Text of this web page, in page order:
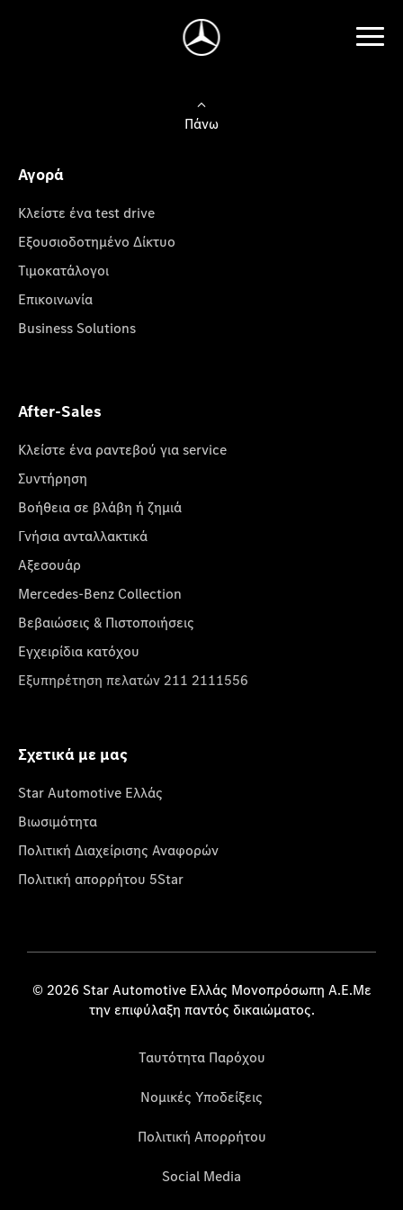
Πάνω
Αγορά
Κλείστε ένα test drive
Εξουσιοδοτημένο Δίκτυο
Τιμοκατάλογοι
Επικοινωνία
Business Solutions
After-Sales
Κλείστε ένα ραντεβού για service
Συντήρηση
Βοήθεια σε βλάβη ή ζημιά
Γνήσια ανταλλακτικά
Αξεσουάρ
Mercedes-Benz Collection
Βεβαιώσεις & Πιστοποιήσεις
Εγχειρίδια κατόχου
Εξυπηρέτηση πελατών 211 2111556
Σχετικά με μας
Star Automotive Ελλάς
Βιωσιμότητα
Πολιτική Διαχείρισης Αναφορών
Πολιτική απορρήτου 5Star
© 2026 Star Automotive Ελλάς Μονοπρόσωπη Α.Ε.Με
την επιφύλαξη παντός δικαιώματος.
Ταυτότητα Παρόχου
Νομικές Υποδείξεις
Πολιτική Απορρήτου
Social Media